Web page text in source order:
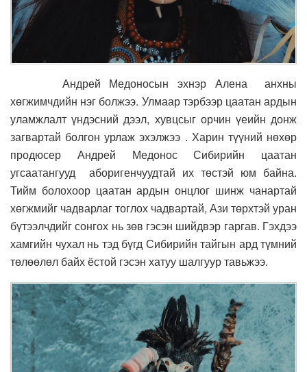
Андрей Медоносын эхнэр Алена анхны
хөгжимчдийн нэг болжээ. Улмаар тэрбээр цаатан ардын
уламжлалт үндэсний дээл, хувцсыг орчин үеийн донж
загвартай болгон урлаж эхэлжээ . Харин түүний нөхөр
продюсер Андрей Медонос Сибирийн цаатан
угсаатангууд аборигенчуудтай их төстэй юм байна.
Тийм болохоор цаатан ардын онцлог шинж чанартай
хөгжмийг чадварлаг тоглох чадвартай, Ази төрхтэй уран
бүтээлчдийг сонгох нь зөв гэсэн шийдвэр гаргав. Гэхдээ
хамгийн чухал нь тэд бүгд Сибирийн тайгын ард түмний
төлөөлөл байх ёстой гэсэн хатуу шалгуур тавьжээ.